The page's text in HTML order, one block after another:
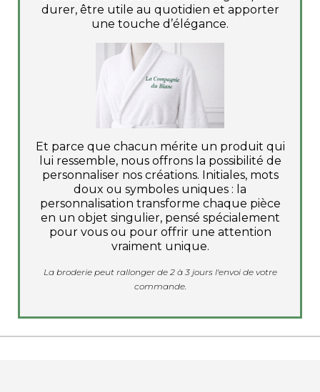
durer, être utile au quotidien et apporter
une touche d’élégance.
Et parce que chacun mérite un produit qui
lui ressemble, nous offrons la possibilité de
personnaliser nos créations. Initiales, mots
doux ou symboles uniques : la
personnalisation transforme chaque pièce
en un objet singulier, pensé spécialement
pour vous ou pour offrir une attention
vraiment unique.
La broderie peut rallonger de 2 à 3 jours l'envoi de votre
commande.